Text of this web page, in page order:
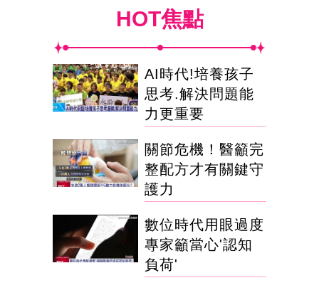
HOT焦點
AI時代!培養孩子
思考.解決問題能
力更重要
關節危機！醫籲完
整配方才有關鍵守
護力
數位時代用眼過度
專家籲當心'認知
負荷'